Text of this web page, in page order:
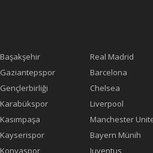
Başakşehir
Real Madrid
Gaziantepspor
Barcelona
Gençlerbirliği
Chelsea
Karabükspor
Liverpool
Kasımpaşa
Manchester
Kayserispor
Bayern Münih
Konyaspor Juventus